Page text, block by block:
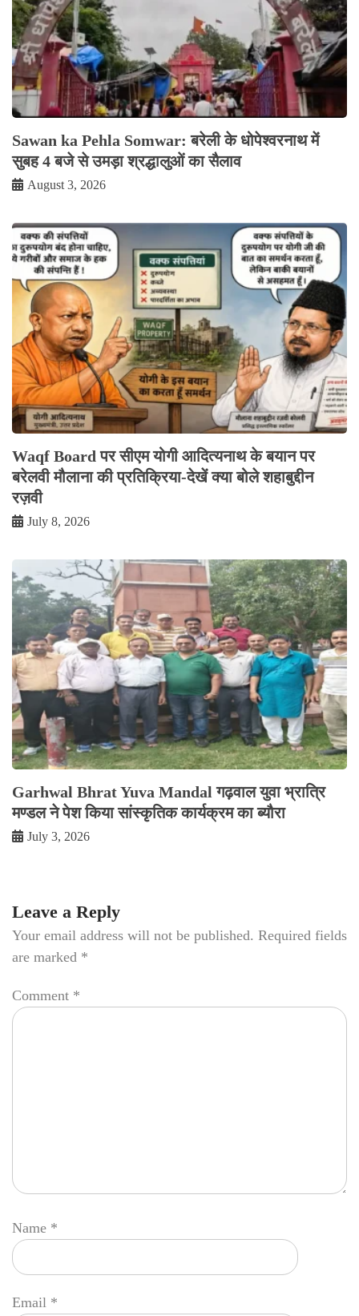
Sawan ka Pehla Somwar: बरेली के धोपेश्वरनाथ में
सुबह 4 बजे से उमड़ा श्रद्धालुओं का सैलाव
August 3, 2026
Waqf Board पर सीएम योगी आदित्यनाथ के बयान पर
बरेलवी मौलाना की प्रतिक्रिया-देखें क्या बोले शहाबुद्दीन
रज़वी
July 8, 2026
Garhwal Bhrat Yuva Mandal गढ़वाल युवा भ्रात्रि
मण्डल ने पेश किया सांस्कृतिक कार्यक्रम का ब्यौरा
July 3, 2026
Leave a Reply
Your email address will not be published. Required fields
are marked *
Comment *
Name *
Email *